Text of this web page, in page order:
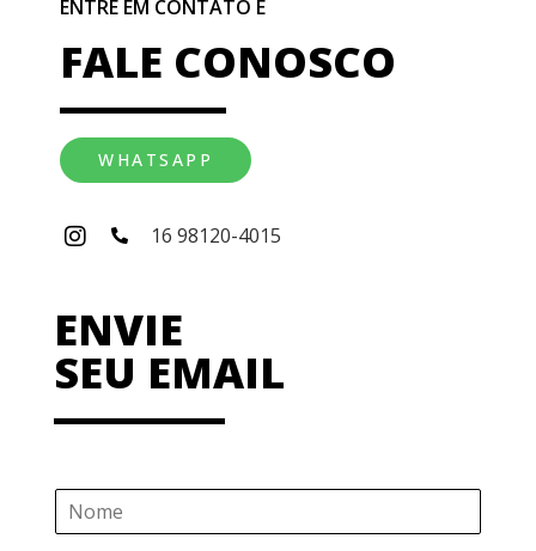
ENTRE EM CONTATO E
FALE CONOSCO
WHATSAPP
16 98120-4015
ENVIE
SEU EMAIL
N